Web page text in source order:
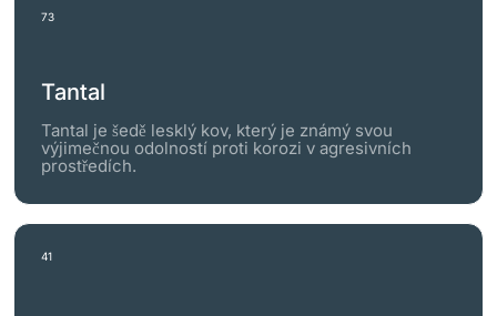
73
Tantal
Tantal je šedě lesklý kov, který je známý svou
výjimečnou odolností proti korozi v agresivních
prostředích.
41